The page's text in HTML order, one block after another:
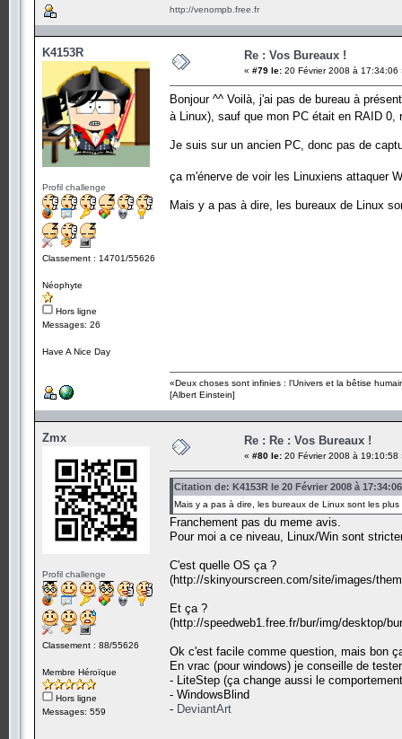
http://venompb.free.fr
K4153R
Profil challenge
Classement : 14701/55626
Néophyte
Hors ligne
Messages: 26
Have A Nice Day
Re : Vos Bureaux !
« #79 le: 20 Février 2008 à 17:34:06
Bonjour ^^ Voilà, j'ai pas de bureau à
à Linux), sauf que mon PC était en RAID
Je suis sur un ancien PC, donc pas de
ça m'énerve de voir les Linuxiens attaquer
Mais y a pas à dire, les bureaux de Linux
«Deux choses sont infinies : l'Univers et la bêtise
[Albert Einstein]
Zmx
Profil challenge
Classement : 88/55626
Membre Héroïque
Hors ligne
Messages: 559
Re : Re : Vos Bureaux !
« #80 le: 20 Février 2008 à 19:10:58
Citation de: K4153R le 20 Février 2008 à 17:34:06
Mais y a pas à dire, les bureaux de Linux sont les
Franchement pas du meme avis.
Pour moi a ce niveau, Linux/Win sont
C'est quelle OS ça ?
(http://skinyourscreen.com/site/images/
Et ça ?
(http://speedweb1.free.fr/bur/img/desktop/
Ok c'est facile comme question, mais bon
En vrac (pour windows) je conseille de
- LiteStep (ça change aussi le
- WindowsBlind
- DeviantArt